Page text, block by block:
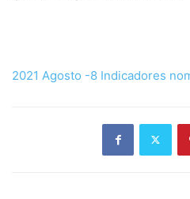
2021 Agosto -8 Indicadores